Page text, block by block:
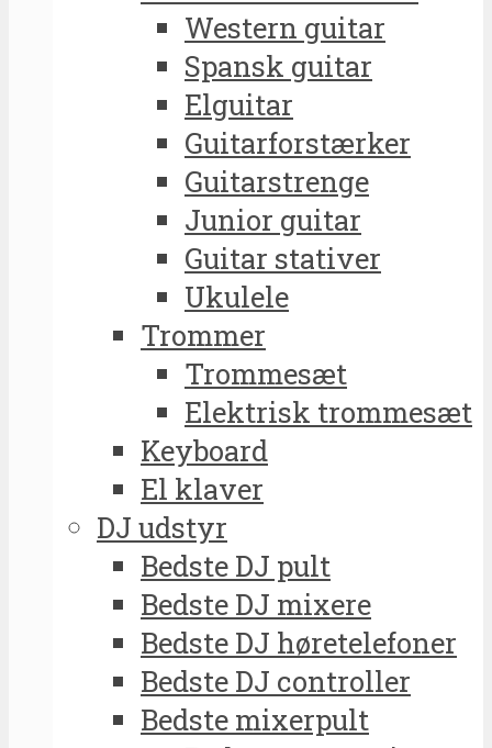
Western guitar
Spansk guitar
Elguitar
Guitarforstærker
Guitarstrenge
Junior guitar
Guitar stativer
Ukulele
Trommer
Trommesæt
Elektrisk trommesæt
Keyboard
El klaver
DJ udstyr
Bedste DJ pult
Bedste DJ mixere
Bedste DJ høretelefoner
Bedste DJ controller
Bedste mixerpult